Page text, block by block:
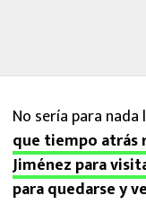
No sería para
que tiempo atrás
Jiménez para
para quedarse y